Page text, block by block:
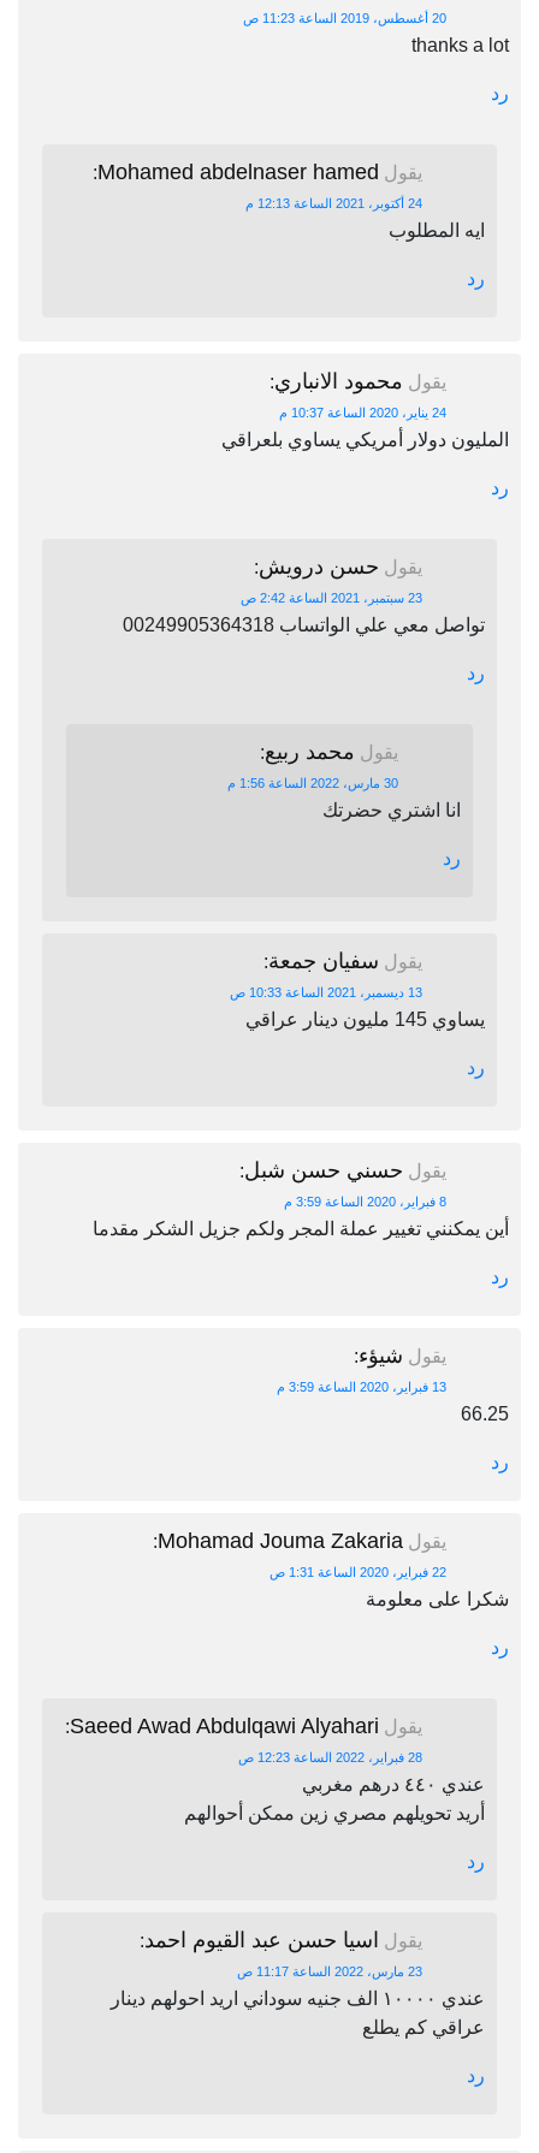
thanks a lot
رد
Mohamed abdelnaser hamed
:
ايه المطلوب
رد
محمود الانباري
المليون دولار أمريكي يساوي بلعراقي
رد
حسن درويش:
تواصل معي علي الواتساب 00249905364318
رد
محمد ربيع:
انا اشتري حضرتك
رد
سفيان جمعة:
يساوي 145 مليون دينار عراقي
رد
حسني حسن شبل:
أين يمكنني تغيير عملة المجر ولكم جزيل الشكر مقدما
رد
شيؤء
66.25
رد
Mohamad Jouma Zakaria
:
شكرا على معلومة
رد
Saeed Awad Abdulqawi Alyahari
:
عندي ٤٤٠ درهم مغربي
أريد تحويلهم مصري زين ممكن أحوالهم
رد
اسيا حسن عبد القيوم احمد:
عندي ١٠٠٠٠ الف جنيه سوداني اريد احولهم دينار
عراقي كم يطلع
رد